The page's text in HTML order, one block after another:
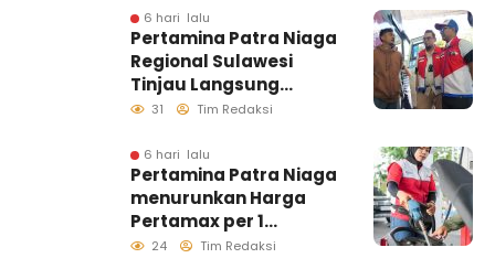
6 hari lalu
Pertamina Patra Niaga
Regional Sulawesi
Tinjau Langsung
Pelayanan SPBU di
Distribusi Biosolar
Berjalan Optimal
31 Tim Redaksi
6 hari lalu
Pertamina Patra Niaga
menurunkan Harga
Pertamax per 1
Agustus 2026
24 Tim Redaksi